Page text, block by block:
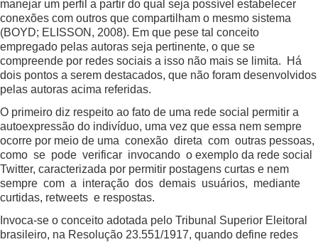
manejar um perfil a partir do qual seja possível estabelecer
conexões com outros que compartilham o mesmo sistema
(BOYD; ELISSON, 2008). Em que pese tal conceito
empregado pelas autoras seja pertinente, o que se
compreende por redes sociais a isso não mais se limita. Há
dois pontos a serem destacados, que não foram desenvolvidos
pelas autoras acima referidas.
O primeiro diz respeito ao fato de uma rede social permitir a
autoexpressão do indivíduo, uma vez que essa nem sempre
ocorre por meio de uma conexão direta com outras pessoas,
como se pode verificar invocando o exemplo da rede social
Twitter, caracterizada por permitir postagens curtas e nem
sempre com a interação dos demais usuários, mediante
curtidas, retweets e respostas.
Invoca-se o conceito adotada pelo Tribunal Superior Eleitoral
brasileiro, na Resolução 23.551/1917, quando define redes